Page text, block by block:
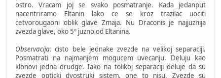
ostro. Vracam joj se svako posmatranje. Kada jedanput
nacentriramo Eltanin lako ce se kroz trazilac uociti
cetvorougaoni oblik glave Zmaja. Nu Draconis je najjuznija
zvezda glave, oko 5º juzno od Eltanina.
Observacija: cisto bele jednake zvezde na velikoj separaciji.
Posmatrati na najmanjem mogucem uvecanju. Deluju kao
klonovi jedna drudge. Iako na tolikoj separaciji deluje da su
zvezde opticki dvostruki sistem, one to nisu. Zvezde su